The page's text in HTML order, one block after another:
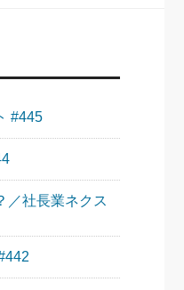
#445
／社長業ネクス